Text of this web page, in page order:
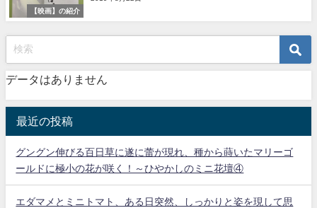
【映画】の紹介
データはありません
最近の投稿
グングン伸びる百日草に遂に蕾が現れ、種から蒔いたマリーゴ
ールドに極小の花が咲く！～ひやかしのミニ花壇④
エダマメとミニトマト、ある日突然、しっかりと姿を現して思